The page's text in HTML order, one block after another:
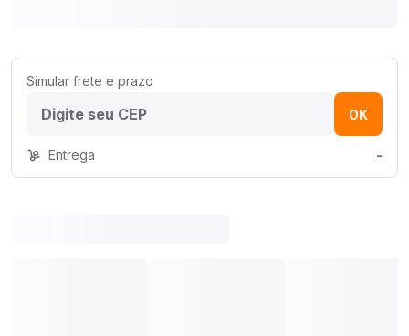
Simular frete e prazo
OK
Entrega -